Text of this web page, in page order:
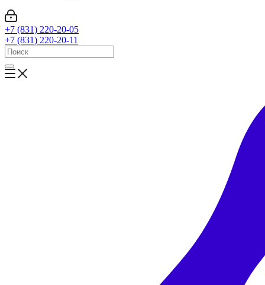
+7 (831) 220-20-05
+7 (831) 220-20-11